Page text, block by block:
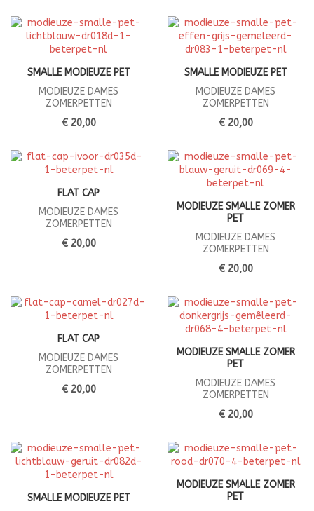
SMALLE MODIEUZE PET
MODIEUZE DAMES
ZOMERPETTEN
€ 20,00
SMALLE MODIEUZE PET
MODIEUZE DAMES
ZOMERPETTEN
€ 20,00
FLAT CAP
MODIEUZE DAMES
ZOMERPETTEN
€ 20,00
MODIEUZE SMALLE ZOMER
PET
MODIEUZE DAMES
ZOMERPETTEN
€ 20,00
FLAT CAP
MODIEUZE DAMES
ZOMERPETTEN
€ 20,00
MODIEUZE SMALLE ZOMER
PET
MODIEUZE DAMES
ZOMERPETTEN
€ 20,00
SMALLE MODIEUZE PET
MODIEUZE SMALLE ZOMER
PET